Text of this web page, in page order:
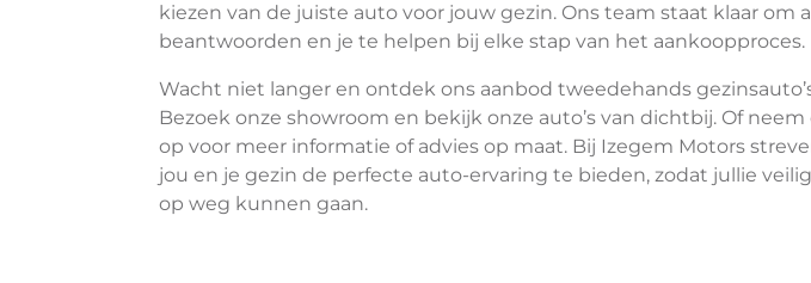
kiezen van de juiste auto voor jouw gezin. Ons team staat klaar om
beantwoorden en je te helpen bij elke stap van het aankoopproces.
Wacht niet langer en ontdek ons aanbod tweedehands
Bezoek onze showroom en bekijk onze auto’s van dichtbij. Of
op voor meer informatie of advies op maat. Bij Izegem Motors
jou en je gezin de perfecte auto-ervaring te bieden, zodat jullie
op weg kunnen gaan.